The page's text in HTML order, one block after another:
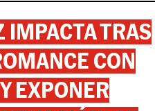
IMPACTA TRAS
CON
EXPONER